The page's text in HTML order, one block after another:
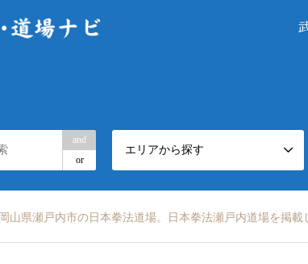
and
or
エリアから探す
岡山県瀬戸内市の日本拳法道場。日本拳法瀬戸内道場を掲載